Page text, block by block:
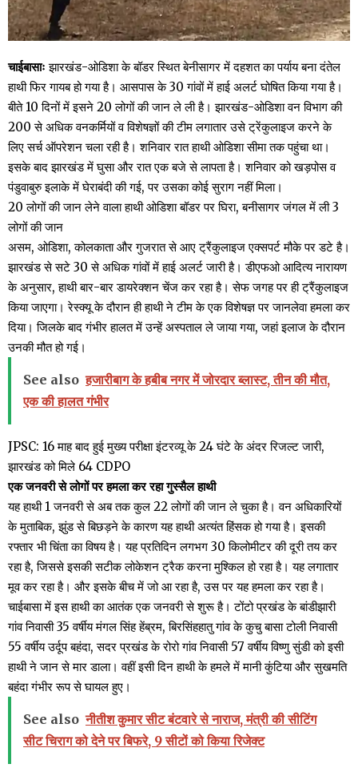
चाईबासाः झारखंड-ओडिशा के बॉडर स्थित बेनीसागर में दहशत का पर्याय बना दंतेल
हाथी फिर गायब हो गया है। आसपास के 30 गांवों में हाई अलर्ट घोषित किया गया है।
बीते 10 दिनों में इसने 20 लोगों की जान ले ली है। झारखंड-ओडिशा वन विभाग की
200 से अधिक वनकर्मियों व विशेषज्ञों की टीम लगातार उसे ट्रेंकुलाइज करने के
लिए सर्च ऑपरेशन चला रही है। शनिवार रात हाथी ओडिशा सीमा तक पहुंचा था।
इसके बाद झारखंड में घुसा और रात एक बजे से लापता है। शनिवार को खड़पोस व
पंडुवाबुरु इलाके में घेराबंदी की गई, पर उसका कोई सुराग नहीं मिला।
20 लोगों की जान लेने वाला हाथी ओडिशा बॉडर पर घिरा, बनीसागर जंगल में ली 3
लोगों की जान
असम, ओडिशा, कोलकाता और गुजरात से आए ट्रैंकुलाइज एक्सपर्ट मौके पर डटे है।
झारखंड से सटे 30 से अधिक गांवों में हाई अलर्ट जारी है। डीएफओ आदित्य नारायण
के अनुसार, हाथी बार-बार डायरेक्शन चेंज कर रहा है। सेफ जगह पर ही ट्रैंकुलाइज
किया जाएगा। रेस्क्यू के दौरान ही हाथी ने टीम के एक विशेषज्ञ पर जानलेवा हमला कर
दिया। जिलके बाद गंभीर हालत में उन्हें अस्पताल ले जाया गया, जहां इलाज के दौरान
उनकी मौत हो गई।
See also हजारीबाग के हबीब नगर में जोरदार ब्लास्ट, तीन की मौत,
एक की हालत गंभीर
JPSC: 16 माह बाद हुई मुख्य परीक्षा इंटरव्यू के 24 घंटे के अंदर रिजल्ट जारी,
झारखंड को मिले 64 CDPO
एक जनवरी से लोगों पर हमला कर रहा गुस्सैल हाथी
यह हाथी 1 जनवरी से अब तक कुल 22 लोगों की जान ले चुका है। वन अधिकारियों
के मुताबिक, झुंड से बिछड़ने के कारण यह हाथी अत्यंत हिंसक हो गया है। इसकी
रफ्तार भी चिंता का विषय है। यह प्रतिदिन लगभग 30 किलोमीटर की दूरी तय कर
रहा है, जिससे इसकी सटीक लोकेशन ट्रैक करना मुश्किल हो रहा है। यह लगातार
मूव कर रहा है। और इसके बीच में जो आ रहा है, उस पर यह हमला कर रहा है।
चाईबासा में इस हाथी का आतंक एक जनवरी से शुरू है। टोंटो प्रखंड के बांडीझारी
गांव निवासी 35 वर्षीय मंगल सिंह हेंब्रम, बिरसिंहहातु गांव के कुचु बासा टोली निवासी
55 वर्षीय उर्दूप बहंदा, सदर प्रखंड के रोरो गांव निवासी 57 वर्षीय विष्णु सुंडी को इसी
हाथी ने जान से मार डाला। वहीं इसी दिन हाथी के हमले में मानी कुंटिया और सुखमति
बहंदा गंभीर रूप से घायल हुए।
See also नीतीश कुमार सीट बंटवारे से नाराज, मंत्री की सीटिंग
सीट चिराग को देने पर बिफरे, 9 सीटों को किया रिजेक्ट